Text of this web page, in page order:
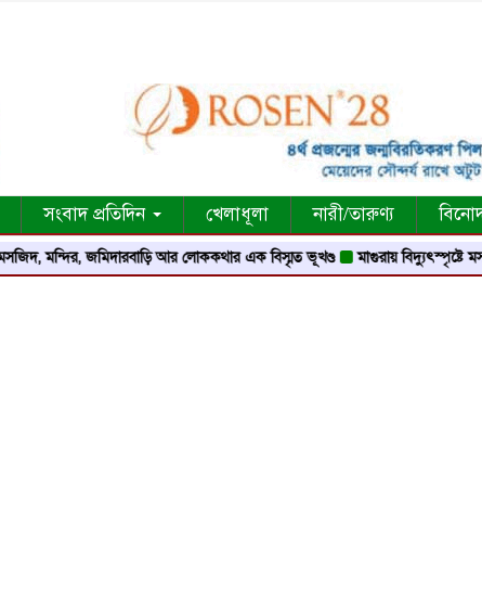
সংবাদ প্রতিদিন খেলাধূলা নারী/তারুণ্য
জমিদারবাড়ি আর লোককথার এক বিস্মৃত ভূখণ্ড মাগুরায় বিদ্যুৎস্পৃষ্টে মসজিদের